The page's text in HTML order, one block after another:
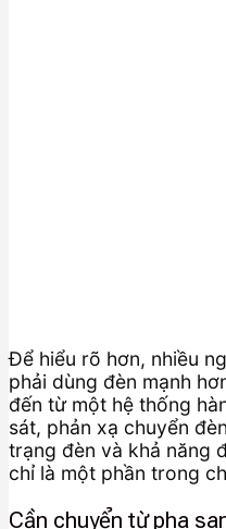
Để hiểu rõ hơn, nhiều
phải dùng đèn mạnh
đến từ một hệ thống
sát, phản xạ chuyển
trạng đèn và khả năng
chỉ là một phần trong
Cần chuyển từ pha